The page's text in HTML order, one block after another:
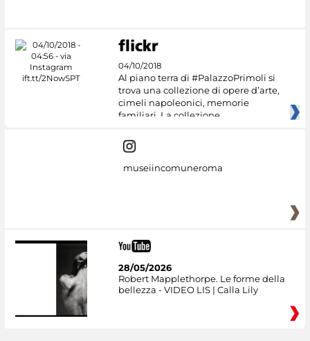
04/10/2018
Al piano terra di #PalazzoPrimoli si
trova una collezione di opere d’arte,
cimeli napoleonici, memorie
familiari. La collezione
museiincomuneroma
28/05/2026
Robert Mapplethorpe. Le forme della
bellezza - VIDEO LIS | Calla Lily